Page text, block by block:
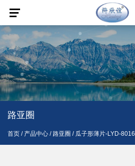
路亚圈
首页 / 产品中心 /路亚圈 / 瓜子形薄片-LYD-8016